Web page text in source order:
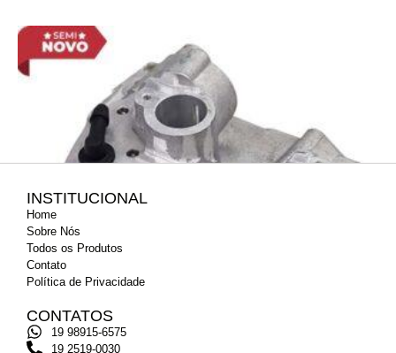
INSTITUCIONAL
Home
Sobre Nós
Todos os Produtos
Contato
Política de Privacidade
CONTATOS
19 98915-6575
19 2519-0030